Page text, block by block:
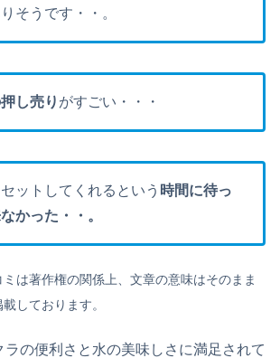
そうです・・。
し売り がすごい・・・
ットしてくれるという 時間に待っ
かった・・。
ミは著作権の関係上、文章の意味はそのまま
しております。
ラの便利さと水の美味しさに満足されて